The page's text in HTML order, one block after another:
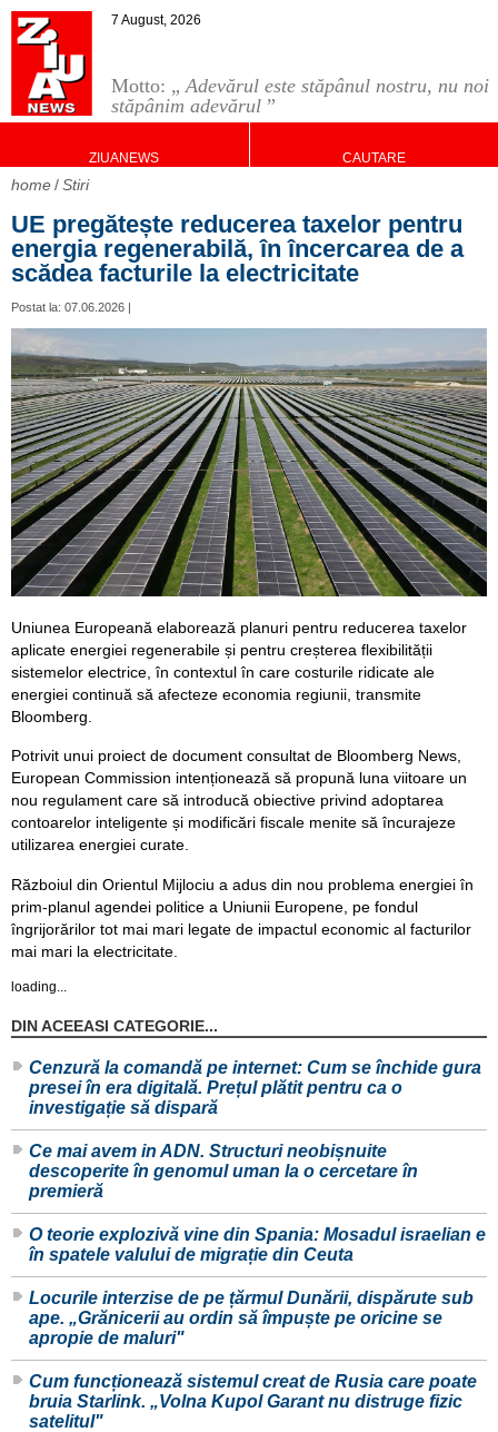
Motto: „Adevărul este stăpânul nostru, nu noi
stăpânim adevărul ”
7 August, 2026
ZIUANEWS CAUTARE
home Stiri
UE pregătește reducerea taxelor pentru
energia regenerabilă, în încercarea de a
scădea facturile la electricitate
Postat la: 07.06.2026 |
Uniunea Europeană elaborează planuri pentru reducerea taxelor
aplicate energiei regenerabile și pentru creșterea flexibilității
sistemelor electrice, în contextul în care costurile ridicate ale
energiei continuă să afecteze economia regiunii, transmite
Bloomberg.
Potrivit unui proiect de document consultat de Bloomberg News,
European Commission intenționează să propună luna viitoare un
nou regulament care să introducă obiective privind adoptarea
contoarelor inteligente și modificări fiscale menite să încurajeze
utilizarea energiei curate.
Războiul din Orientul Mijlociu a adus din nou problema energiei în
prim-planul agendei politice a Uniunii Europene, pe fondul
îngrijorărilor tot mai mari legate de impactul economic al facturilor
mai mari la electricitate.
loading...
DIN ACEEASI CATEGORIE...
Cenzură la comandă pe internet: Cum se închide gura
presei în era digitală. Prețul plătit pentru ca o
investigație să dispară
Ce mai avem in ADN. Structuri neobișnuite
descoperite în genomul uman la o cercetare în
premieră
O teorie explozivă vine din Spania: Mosadul israelian e
în spatele valului de migrație din Ceuta
Locurile interzise de pe țărmul Dunării, dispărute sub
ape. „Grănicerii au ordin să împuște pe oricine se
apropie de maluri"
Cum funcționează sistemul creat de Rusia care poate
bruia Starlink. „Volna Kupol Garant nu distruge fizic
satelitul"